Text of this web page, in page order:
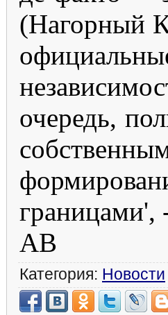
(Нагорный
очередь,
границами',
АВ
Категория: Новости